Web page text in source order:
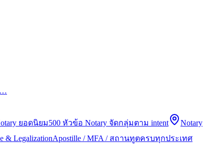
ยอดนิยม500 หัวข้อ Notary จัดกลุ่มตาม intent
Notary
& LegalizationApostille / MFA / สถานทูตครบทุกประเทศ